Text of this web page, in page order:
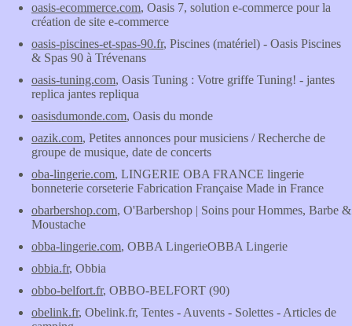
oasis-ecommerce.com, Oasis 7, solution e-commerce pour la
création de site e-commerce
oasis-piscines-et-spas-90.fr, Piscines (matériel) - Oasis Piscines
& Spas 90 à Trévenans
oasis-tuning.com, Oasis Tuning : Votre griffe Tuning! - jantes
replica jantes repliqua
oasisdumonde.com, Oasis du monde
oazik.com, Petites annonces pour musiciens / Recherche de
groupe de musique, date de concerts
oba-lingerie.com, LINGERIE OBA FRANCE lingerie
bonneterie corseterie Fabrication Française Made in France
obarbershop.com, O'Barbershop | Soins pour Hommes, Barbe &
Moustache
obba-lingerie.com, OBBA LingerieOBBA Lingerie
obbia.fr, Obbia
obbo-belfort.fr, OBBO-BELFORT (90)
obelink.fr, Obelink.fr, Tentes - Auvents - Solettes - Articles de